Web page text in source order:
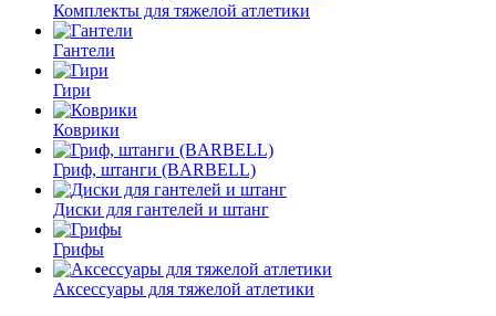
Комплекты для тяжелой атлетики
Гантели
Гири
Коврики
Гриф, штанги (BARBELL)
Диски для гантелей и штанг
Грифы
Аксессуары для тяжелой атлетики